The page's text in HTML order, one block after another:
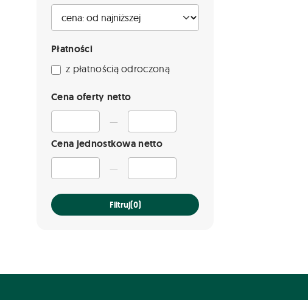
Płatności
z płatnością odroczoną
Cena oferty netto
—
Cena jednostkowa netto
—
Filtruj(0)